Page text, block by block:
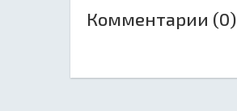
Комментарии (0)